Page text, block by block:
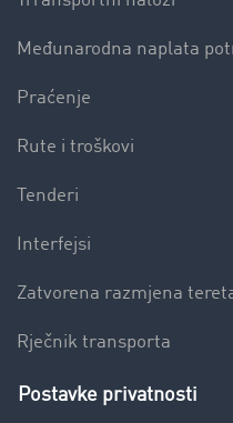
Međunarodna naplata
Praćenje
Rute i troškovi
Tenderi
Interfejsi
Zatvorena razmjena
Rječnik transporta
Preduzeće